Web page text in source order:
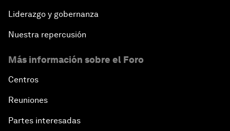
Liderazgo y gobernanza
Nuestra repercusión
Más información sobre el Foro
Centros
Reuniones
Partes interesadas